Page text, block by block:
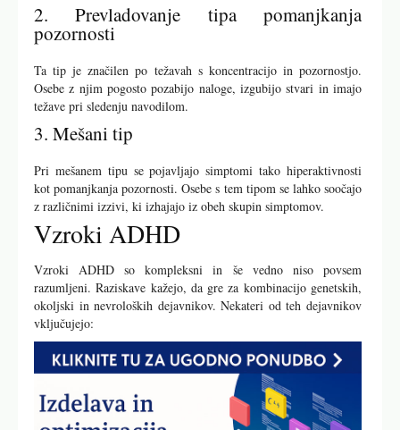
2. Prevladovanje tipa pomanjkanja
pozornosti
Ta tip je značilen po težavah s koncentracijo in pozornostjo.
Osebe z njim pogosto pozabijo naloge, izgubijo stvari in imajo
težave pri sledenju navodilom.
3. Mešani tip
Pri mešanem tipu se pojavljajo simptomi tako hiperaktivnosti
kot pomanjkanja pozornosti. Osebe s tem tipom se lahko soočajo
z različnimi izzivi, ki izhajajo iz obeh skupin simptomov.
Vzroki ADHD
Vzroki ADHD so kompleksni in še vedno niso povsem
razumljeni. Raziskave kažejo, da gre za kombinacijo genetskih,
okoljski in nevroloških dejavnikov. Nekateri od teh dejavnikov
vključujejo: